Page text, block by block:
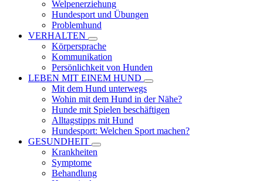
Welpenerziehung
Hundesport und Übungen
Problemhund
VERHALTEN
Körpersprache
Kommunikation
Persönlichkeit von Hunden
LEBEN MIT EINEM HUND
Mit dem Hund unterwegs
Wohin mit dem Hund in der Nähe?
Hunde mit Spielen beschäftigen
Alltagstipps mit Hund
Hundesport: Welchen Sport machen?
GESUNDHEIT
Krankheiten
Symptome
Behandlung